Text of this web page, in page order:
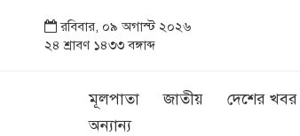
রবিবার, ০৯ অগাস্ট ২০২৬
২৪ শ্রাবণ ১৪৩৩ বঙ্গাব্দ
মূলপাতা জাতীয় দেশের খবর
অন্যান্য